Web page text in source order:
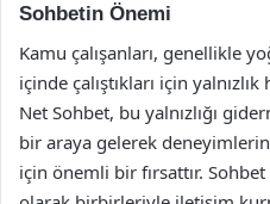
Sohbetin Önemi
Kamu çalışanları, genellikle
içinde çalıştıkları için
Net Sohbet, bu yalnızlığı
bir araya gelerek
için önemli bir fırsattır. Sohbet